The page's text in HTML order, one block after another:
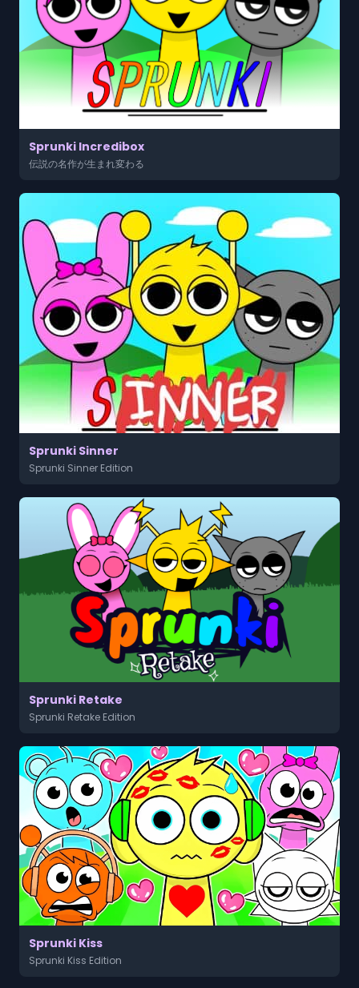
Sprunki Incredibox
伝説の名作が生まれ変わる
Sprunki Sinner
Sprunki Sinner Edition
Sprunki Retake
Sprunki Retake Edition
Sprunki Kiss
Sprunki Kiss Edition